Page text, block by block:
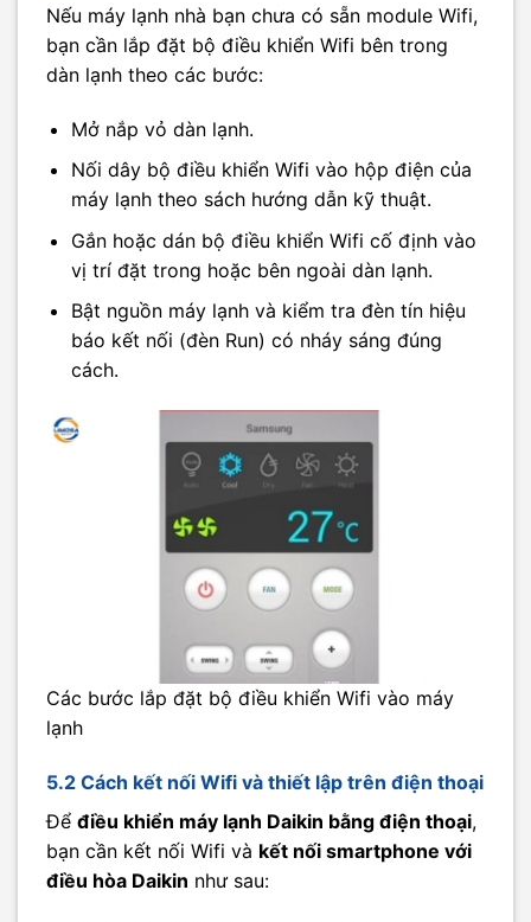
Nếu máy lạnh nhà bạn chưa có sẵn module Wifi,
bạn cần lắp đặt bộ điều khiển Wifi bên trong
dàn lạnh theo các bước:
Mở nắp vỏ dàn lạnh.
Nối dây bộ điều khiển Wifi vào hộp điện của
máy lạnh theo sách hướng dẫn kỹ thuật.
Gắn hoặc dán bộ điều khiển Wifi cố định vào
vị trí đặt trong hoặc bên ngoài dàn lạnh.
Bật nguồn máy lạnh và kiểm tra đèn tín hiệu
báo kết nối (đèn Run) có nháy sáng đúng
cách.
Các bước lắp đặt bộ điều khiển Wifi vào máy
lạnh
5.2 Cách kết nối Wifi và thiết lập trên điện thoại
Để điều khiển máy lạnh Daikin bằng điện thoại,
bạn cần kết nối Wifi và kết nối smartphone với
điều hòa Daikin như sau: